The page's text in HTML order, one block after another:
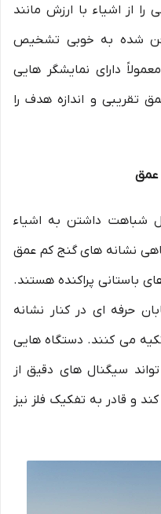
از اشیاء با ارزش مانند
شده به خوبی تشخیص
دارای نمایشگر هایی
تقریبی و اندازه هدف را
عمق
شباهت داشتن به اشیاء
نشانه های گنج کم عمق
باستانی پراکنده هستند.
حرفه ای در کنار نشانه
می کنند. دستگاه هایی
سیگنال های دقیق از
و قادر به تفکیک فلز نیز